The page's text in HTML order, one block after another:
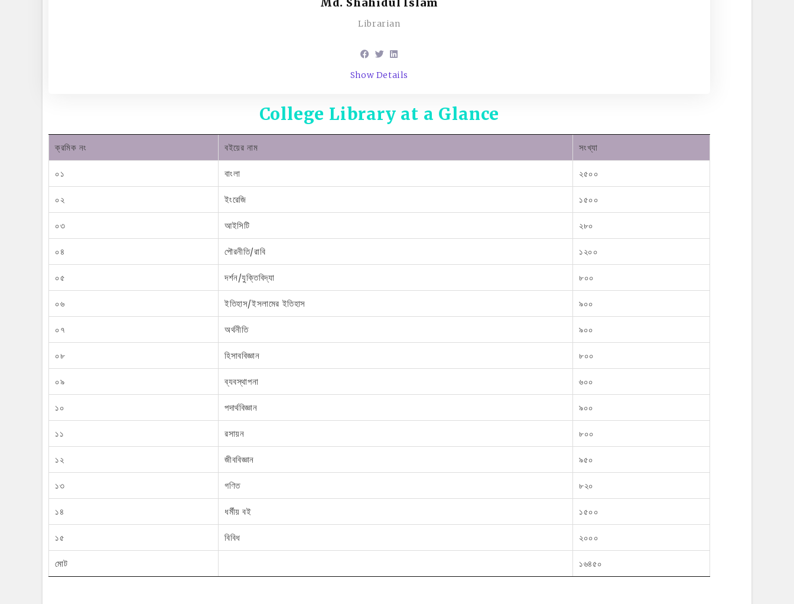
Librarian
Show Details
College Library at a Glance
ক্রমিক নং বইয়ের নাম সংখ্যা
০১ বাংলা ২৫০০
০২ ইংরেজি ১৫০০
০৩ আইসিটি ২৮০
০৪ পৌরনীতি/রাবি ১২০০
০৫ দর্শন/যুক্তিবিদ্যা ৮০০
০৬ ইতিহাস/ইসলামের ইতিহাস ৯০০
০৭ অর্থনীতি ৯০০
০৮ হিসাববিজ্ঞান ৮০০
০৯ ব্যবস্থাপনা ৬০০
১০ পদার্থবিজ্ঞান ৯০০
১১ রসায়ন ৮০০
১২ জীববিজ্ঞান ৯৫০
১৩ গণিত ৮২০
১৪ ধর্মীয় বই ১৫০০
১৫ বিবিধ ২০০০
মোট ১৬৪৫০